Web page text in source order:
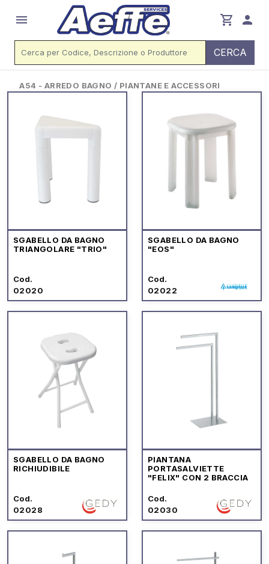
menu shopping_cart person
CERCA
A54 - ARREDO BAGNO / PIANTANE E ACCESSORI
SGABELLO DA BAGNO
TRIANGOLARE "TRIO"
Cod.
02020
SGABELLO DA BAGNO
"EOS"
Cod.
02022
SGABELLO DA BAGNO
RICHIUDIBILE
Cod.
02028
PIANTANA
PORTASALVIETTE
"FELIX" CON 2 BRACCIA
Cod.
02030